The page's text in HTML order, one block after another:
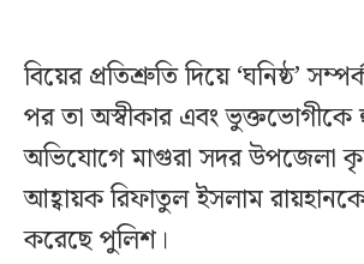
বিয়ের প্রতিশ্রুতি দিয়ে ‘ঘনিষ্ঠ’
পর তা অস্বীকার এবং ভুক্তভোগীকে
অভিযোগে মাগুরা সদর উপজেলা
আহ্বায়ক রিফাতুল ইসলাম রায়হানকে
করেছে পুলিশ।